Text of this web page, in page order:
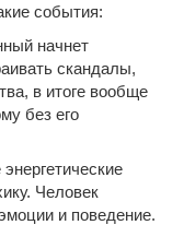
события:
начнет
скандалы,
в итоге вообще
без его
Человек
и поведение.